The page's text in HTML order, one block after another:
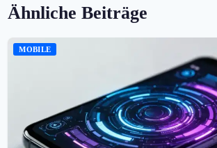
Ähnliche Beiträge
MOBILE